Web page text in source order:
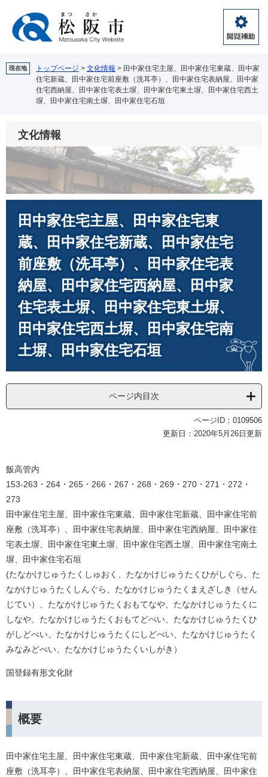
へ
閲
覧
助
現在地 トップページ > 文化情報 > 田中家住宅主屋、田中家住宅東蔵、田中家
住宅新蔵、田中家住宅前座敷（洗耳亭）、田中家住宅表納屋、田中家
住宅西納屋、田中家住宅表土塀、田中家住宅東土塀、田中家住宅西土
塀、田中家住宅南土塀、田中家住宅石垣
文化情報
田中家住宅主屋、田中家住宅東
蔵、田中家住宅新蔵、田中家住宅
前座敷（洗耳亭）、田中家住宅表
納屋、田中家住宅西納屋、田中家
住宅表土塀、田中家住宅東土塀、
田中家住宅西土塀、田中家住宅南
土塀、田中家住宅石垣
ページ内目次
ページID：0109506
更新日：2020年5月26日更新
飯高管内
153-263・264・265・266・267・268・269・270・271・272・
273
田中家住宅主屋、田中家住宅東蔵、田中家住宅新蔵、田中家住宅前
座敷（洗耳亭）、田中家住宅表納屋、田中家住宅西納屋、田中家住
宅表土塀、田中家住宅東土塀、田中家住宅西土塀、田中家住宅南土
塀、田中家住宅石垣
(たなかけじゅうたくしゅおく、たなかけじゅうたくひがしぐら、た
なかけじゅうたくしんぐら、たなかけじゅうたくまえざしき（せん
じてい）、たなかけじゅうたくおもてなや、たなかけじゅうたくに
しなや、たなかけじゅうたくおもてどべい、たなかけじゅうたくひ
がしどべい、たなかけじゅうたくにしどべい、たなかけじゅうたく
みなみどべい、たなかけじゅうたくいしがき）
国登録有形文化財
概要
田中家住宅主屋、田中家住宅東蔵、田中家住宅新蔵、田中家住宅前
座敷（洗耳亭）、田中家住宅表納屋、田中家住宅西納屋、田中家住